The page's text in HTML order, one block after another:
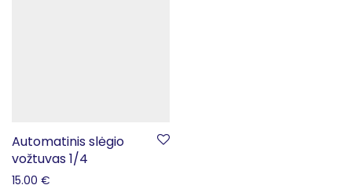
Automatinis slėgio
vožtuvas 1/4
15.00 €